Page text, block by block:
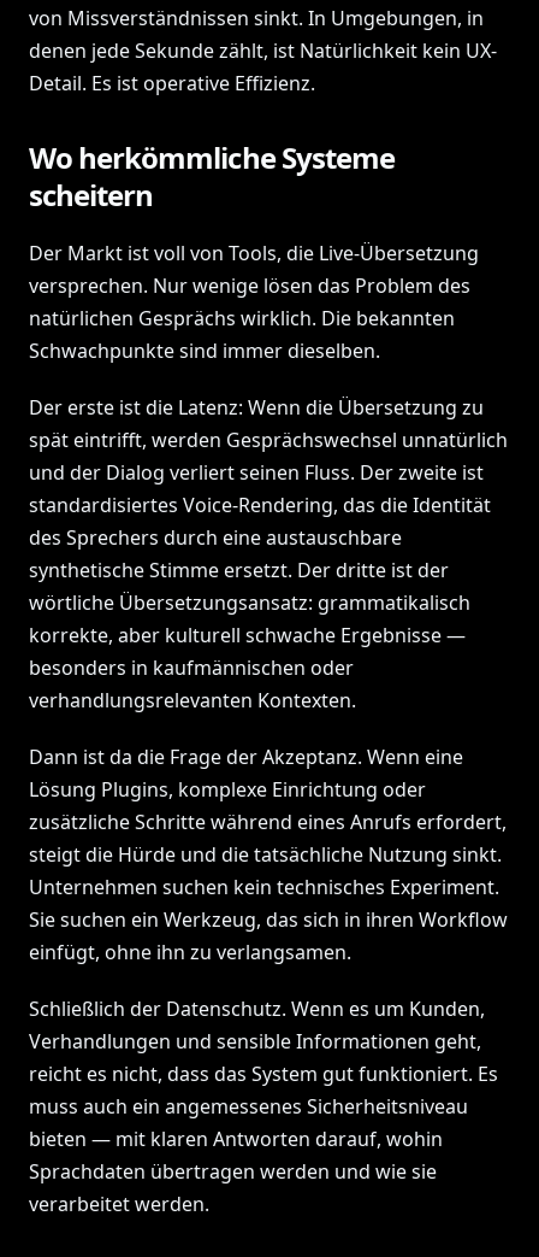
von Missverständnissen sinkt. In Umgebungen, in
denen jede Sekunde zählt, ist Natürlichkeit kein UX-
Detail. Es ist operative Effizienz.
Wo herkömmliche Systeme
scheitern
Der Markt ist voll von Tools, die Live-Übersetzung
versprechen. Nur wenige lösen das Problem des
natürlichen Gesprächs wirklich. Die bekannten
Schwachpunkte sind immer dieselben.
Der erste ist die Latenz: Wenn die Übersetzung zu
spät eintrifft, werden Gesprächswechsel unnatürlich
und der Dialog verliert seinen Fluss. Der zweite ist
standardisiertes Voice-Rendering, das die Identität
des Sprechers durch eine austauschbare
synthetische Stimme ersetzt. Der dritte ist der
wörtliche Übersetzungsansatz: grammatikalisch
korrekte, aber kulturell schwache Ergebnisse —
besonders in kaufmännischen oder
verhandlungsrelevanten Kontexten.
Dann ist da die Frage der Akzeptanz. Wenn eine
Lösung Plugins, komplexe Einrichtung oder
zusätzliche Schritte während eines Anrufs erfordert,
steigt die Hürde und die tatsächliche Nutzung sinkt.
Unternehmen suchen kein technisches Experiment.
Sie suchen ein Werkzeug, das sich in ihren Workflow
einfügt, ohne ihn zu verlangsamen.
Schließlich der Datenschutz. Wenn es um Kunden,
Verhandlungen und sensible Informationen geht,
reicht es nicht, dass das System gut funktioniert. Es
muss auch ein angemessenes Sicherheitsniveau
bieten — mit klaren Antworten darauf, wohin
Sprachdaten übertragen werden und wie sie
verarbeitet werden.